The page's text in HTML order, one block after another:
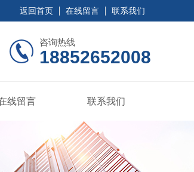
返回首页 在线留言 联系我们
咨询热线
18852652008
线留言 联系我们